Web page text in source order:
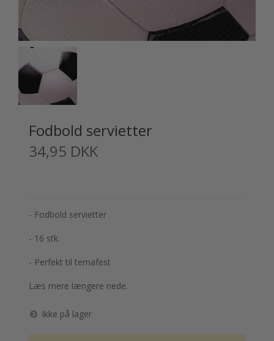
Fodbold servietter
34,95 DKK
- Fodbold servietter
- 16 stk.
- Perfekt til temafest
Læs mere længere nede.
Ikke på lager